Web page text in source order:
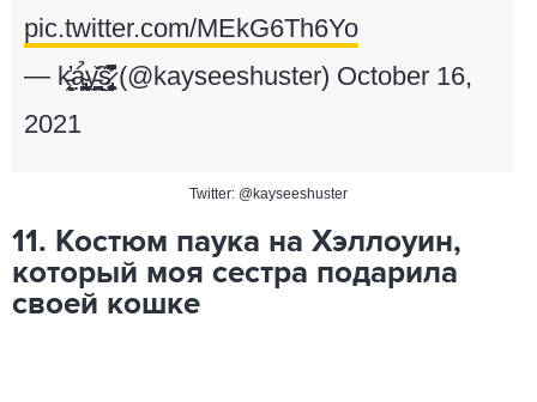
pic.twitter.com/MEkG6Th6Yo
— k̵̨̰̙̓á̴̢̡̙̯͉̪͓̣̉y̵̼̲̪͍̳̌͜͠ś̷̢̧͈̯̞͓̗̮̼̌͆̄̎̌̄̕ (@kayseeshuster) October 16,
2021
Twitter: @kayseeshuster
11. Костюм паука на Хэллоуин,
который моя сестра подарила
своей кошке